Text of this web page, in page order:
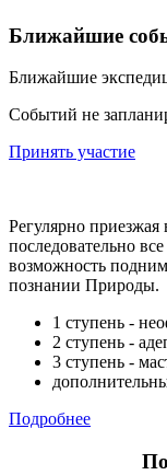
Ближайшие
Ближайшие
Событий не
Принять участие
Регулярно
последовательно
возможность
познании Природы.
1 ступень -
2 ступень -
3 ступень -
Подробнее